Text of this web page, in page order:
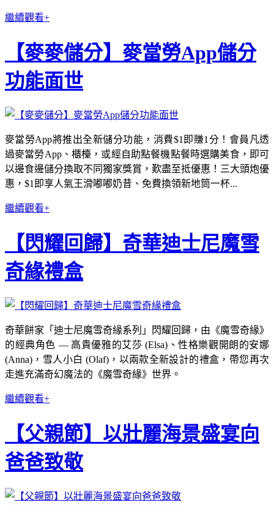
繼續觀看+
【麥麥儲分】麥當勞App儲分
功能面世
麥當勞App將推出全新儲分功能，消費$1即賺1分！會員凡透
過麥當勞App、櫃檯，或經自助點餐機點餐時選購美食，即可
以邊食邊儲分換取不同獨家獎賞，歎盡至抵優惠！三大頭炮優
惠，$1即享人氣王滑嘟嘟奶昔、免費換領新地筒一杯...
繼續觀看+
【閃耀回歸】奇華迪士尼魔雪
奇緣禮盒
奇華餅家「迪士尼魔雪奇緣系列」閃耀回歸，由《魔雪奇緣》
的經典角色 — 高貴優雅的艾莎 (Elsa)、性格樂觀開朗的安娜
(Anna)，雪人小白 (Olaf)，以兩款全新設計的禮盒，帶您再次
走進充滿奇幻魔法的《魔雪奇緣》世界。
繼續觀看+
【父親節】以壯麗海景盛宴向
爸爸致敬